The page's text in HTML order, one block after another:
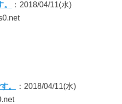
：2018/04/11(水)
。
：2018/04/11(水)